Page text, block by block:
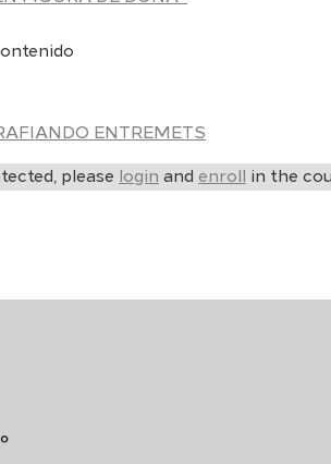
ENTREMETS
please login and enroll in the